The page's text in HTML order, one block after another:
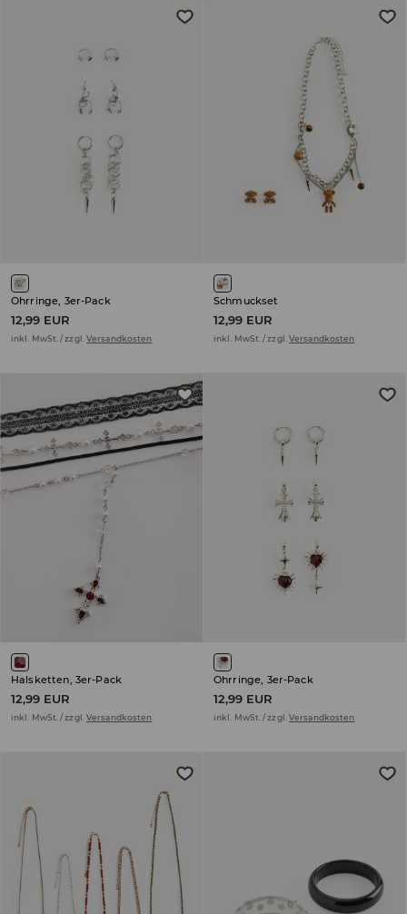
Ohrringe, 3er-Pack
12,99 EUR
inkl. MwSt. / zzgl.Versandkosten
Schmuckset
12,99 EUR
inkl. MwSt. / zzgl.Versandkosten
Halsketten, 3er-Pack
12,99 EUR
inkl. MwSt. / zzgl. Versandkosten
Ohrringe, 3er-Pack
12,99 EUR
inkl. MwSt. / zzgl. Versandkosten